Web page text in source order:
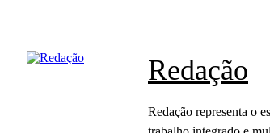
Redação
Redação representa o